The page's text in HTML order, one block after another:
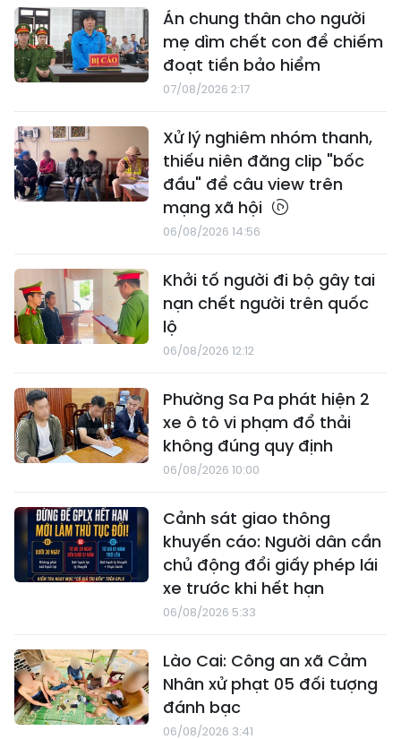
Án chung thân cho người
mẹ dìm chết con để chiếm
đoạt tiền bảo hiểm
07/08/2026 2:17
Xử lý nghiêm nhóm thanh,
thiếu niên đăng clip "bốc
đầu" để câu view trên
mạng xã hội
06/08/2026 14:56
Khởi tố người đi bộ gây tai
nạn chết người trên quốc
lộ
06/08/2026 12:12
Phường Sa Pa phát hiện 2
xe ô tô vi phạm đổ thải
không đúng quy định
06/08/2026 10:00
Cảnh sát giao thông
khuyến cáo: Người dân cần
chủ động đổi giấy phép lái
xe trước khi hết hạn
06/08/2026 5:33
Lào Cai: Công an xã Cảm
Nhân xử phạt 05 đối tượng
đánh bạc
06/08/2026 3:41